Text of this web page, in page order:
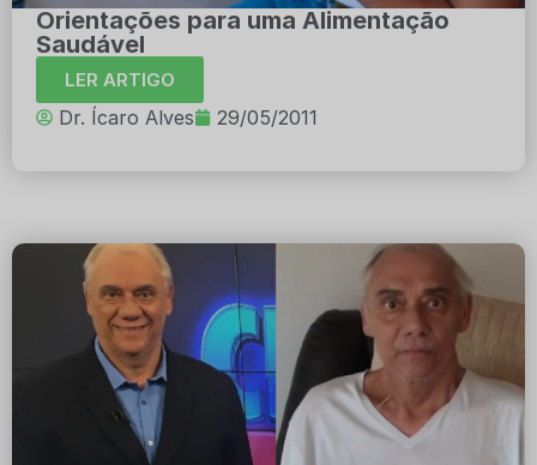
Orientações para uma Alimentação
Saudável
LER ARTIGO
Dr. Ícaro Alves 29/05/2011